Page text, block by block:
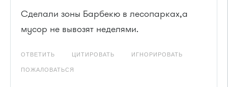
Сделали зоны Барбекю в лесопарках,а
мусор не вывозят неделями.
ОТВЕТИТЬ ЦИТИРОВАТЬ ИГНОРИРОВАТЬ
ПОЖАЛОВАТЬСЯ